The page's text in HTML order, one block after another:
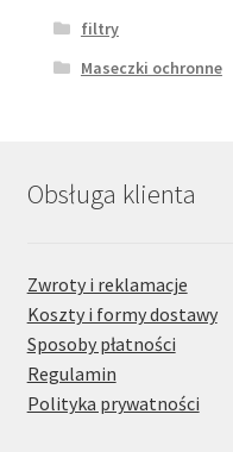
filtry
Maseczki ochronne
Obsługa klienta
Zwroty i reklamacje
Koszty i formy dostawy
Sposoby płatności
Regulamin
Polityka prywatności